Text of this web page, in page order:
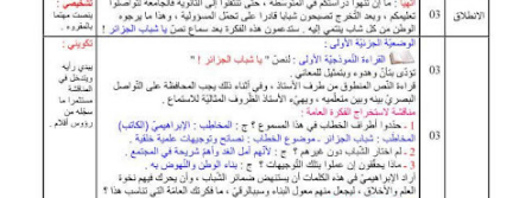
بنك التوزيعات الشهرية
دفاتر استاذ التعليم الابتدائي
المسابقات المهنية